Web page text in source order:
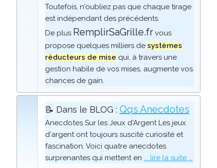
Toutefois, n'oubliez pas que chaque tirage
est indépendant des précédents.
De plus RemplirSaGrille.frvous
propose quelques milliers de systèmes
réducteurs de mise qui, à travers une
gestion habile de vos mises, augmente vos
chances de gain.
📝 Dans le BLOG : Qqs Anecdotes
Anecdotes Sur les Jeux d'Argent Les jeux
d'argent ont toujours suscité curiosité et
fascination. Voici quatre anecdotes
surprenantes qui mettent en ... lire la suite ...